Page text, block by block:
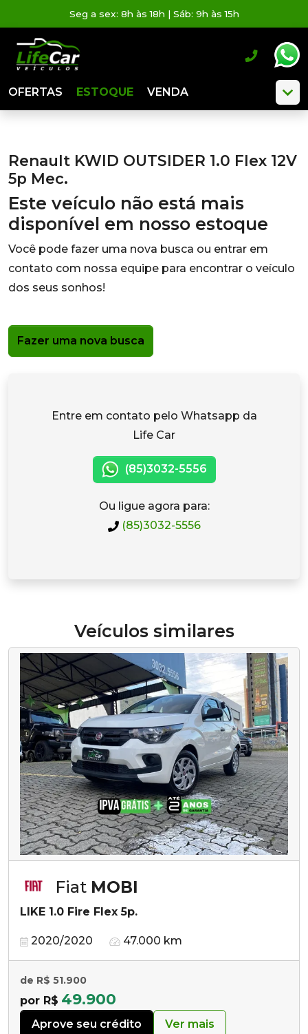
Seg a sex: 8h às 18h | Sáb: 9h às 15h
OFERTAS ESTOQUE VENDA
Renault KWID OUTSIDER 1.0 Flex 12V
5p Mec.
Este veículo não está mais
disponível em nosso estoque
Você pode fazer uma nova busca ou entrar em
contato com nossa equipe para encontrar o veículo
dos seus sonhos!
Fazer uma nova busca
Entre em contato pelo Whatsapp da
Life Car
(85)3032-5556
Ou ligue agora para:
(85)3032-5556
Veículos similares
Fiat MOBI
LIKE 1.0 Fire Flex 5p.
2020/2020 47.000 km
de R$ 51.900
por R$ 49.900
Aprove seu crédito Ver mais